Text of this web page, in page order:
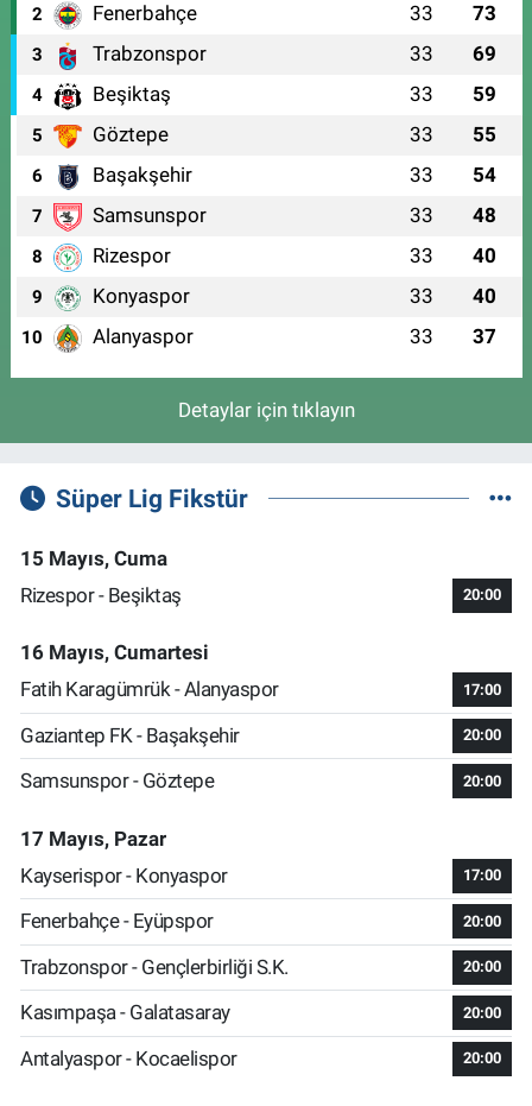
2 Fenerbahçe 33 73
3 Trabzonspor 33 69
4 Beşiktaş 33 59
5 Göztepe 33 55
6 Başakşehir 33 54
7 Samsunspor 33 48
8 Rizespor 33 40
9 Konyaspor 33 40
10 Alanyaspor 33 37
Detaylar için tıklayın
Süper Lig Fikstür
15 Mayıs, Cuma
Rizespor - Beşiktaş
20:00
16 Mayıs, Cumartesi
Fatih Karagümrük - Alanyaspor
17:00
Gaziantep FK - Başakşehir 20:00
Samsunspor - Göztepe 20:00
17 Mayıs, Pazar
Kayserispor - Konyaspor
17:00
Fenerbahçe - Eyüpspor 20:00
Trabzonspor - Gençlerbirliği S.K. 20:00
Kasımpaşa - Galatasaray 20:00
Antalyaspor - Kocaelispor 20:00